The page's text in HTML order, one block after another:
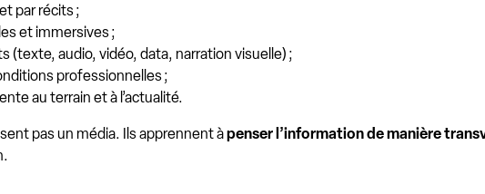
par récits ;
et immersives ;
(texte, audio, vidéo, data, narration visuelle) ;
professionnelles ;
au terrain et à l’actualité.
pas un média. Ils apprennent àpenser l’information de manière